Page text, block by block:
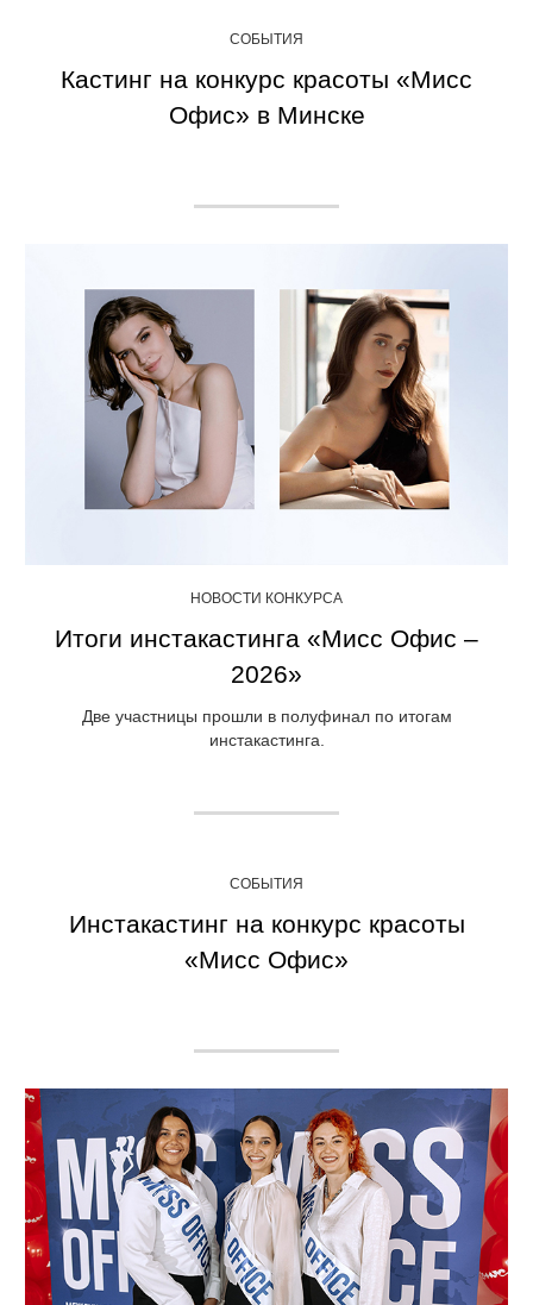
СОБЫТИЯ
Кастинг на конкурс красоты «Мисс
Офис» в Минске
НОВОСТИ КОНКУРСА
Итоги инстакастинга «Мисс Офис –
2026»
Две участницы прошли в полуфинал по итогам
инстакастинга.
СОБЫТИЯ
Инстакастинг на конкурс красоты
«Мисс Офис»